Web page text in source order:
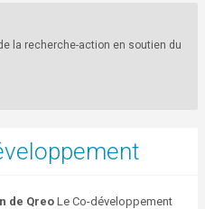
la recherche-action en soutien du
de Qreo Le Co-développement